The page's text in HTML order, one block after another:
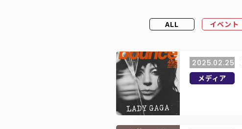
ALL イベント
2025.02.25
メディア